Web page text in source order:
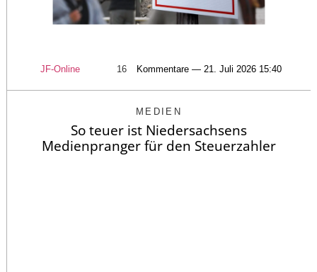
JF-Online 16 Kommentare — 21. Juli 2026 15:40
MEDIEN
So teuer ist Niedersachsens
Medienpranger für den Steuerzahler